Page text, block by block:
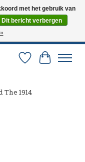
via PostNL en DHL.
te maken. 0251-
Verlanglijst
1914
met het gebruik van
Dit bericht verbergen